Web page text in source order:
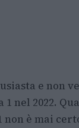
e non
nel 2022.
non è mai